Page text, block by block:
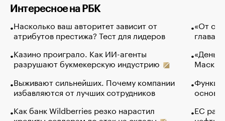
Интересное на РБК
Насколько ваш авторитет зависит от
атрибутов престижа? Тест для лидеров
Казино проиграло. Как ИИ-агенты
разрушают букмекерскую индустрию
Выживают сильнейших. Почему компании
избавляются от лучших сотрудников
Как банк Wildberries резко нарастил
«От
глава
Маск в
основ
ЕС